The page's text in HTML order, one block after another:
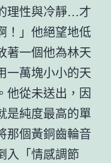
理性與冷靜…才
！」他絕望地低
著一個他為林天
一萬塊小小的天
他從未送出，因
是純度最高的單
那個黃銅齒輪音
入「情感調節